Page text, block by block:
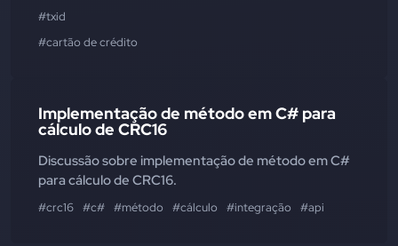
#txid
#cartão de crédito
Implementação de método em C# para
cálculo de CRC16
Discussão sobre implementação de método em C#
para cálculo de CRC16.
#crc16 #c# #método #cálculo #integração #api